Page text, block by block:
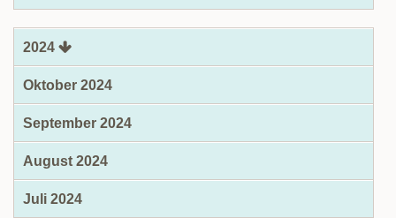
2024
Oktober 2024
September 2024
August 2024
Juli 2024